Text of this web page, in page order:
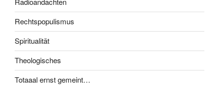
Rechtspopulismus
Spiritualität
Theologisches
Totaaal ernst gemeint…